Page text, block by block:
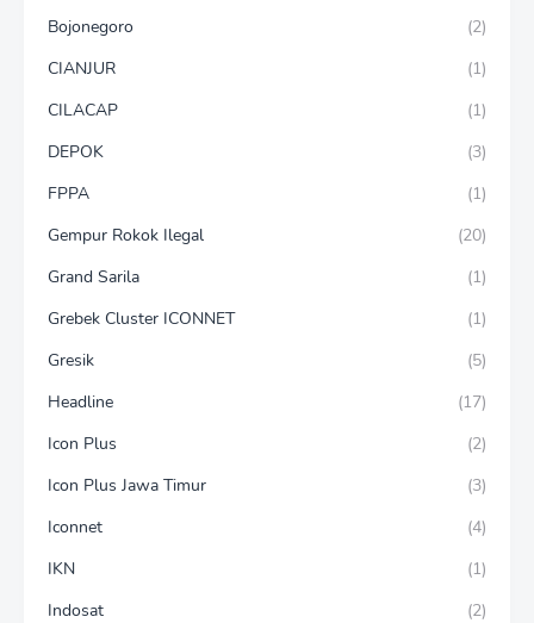
Bojonegoro
(2)
CIANJUR
(1)
CILACAP
(1)
DEPOK
(3)
FPPA
(1)
Gempur Rokok Ilegal
(20)
Grand Sarila
(1)
Grebek Cluster ICONNET
(1)
Gresik
(5)
Headline
(17)
Icon Plus
(2)
Icon Plus Jawa Timur
(3)
Iconnet
(4)
IKN
(1)
Indosat
(2)